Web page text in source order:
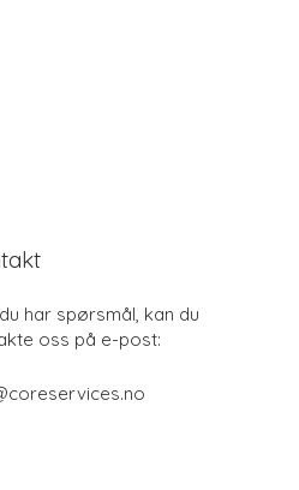
har spørsmål, kan du
oss på e-post: